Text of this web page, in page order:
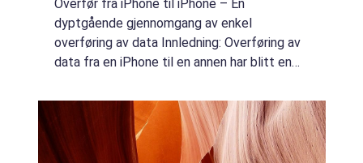
Overfør fra iPhone til iPhone – En
dyptgående gjennomgang av enkel
overføring av data Innledning: Overføring av
data fra en iPhone til en annen har blitt en
iPhone-brukere. Enten det er når man bytter
til e...